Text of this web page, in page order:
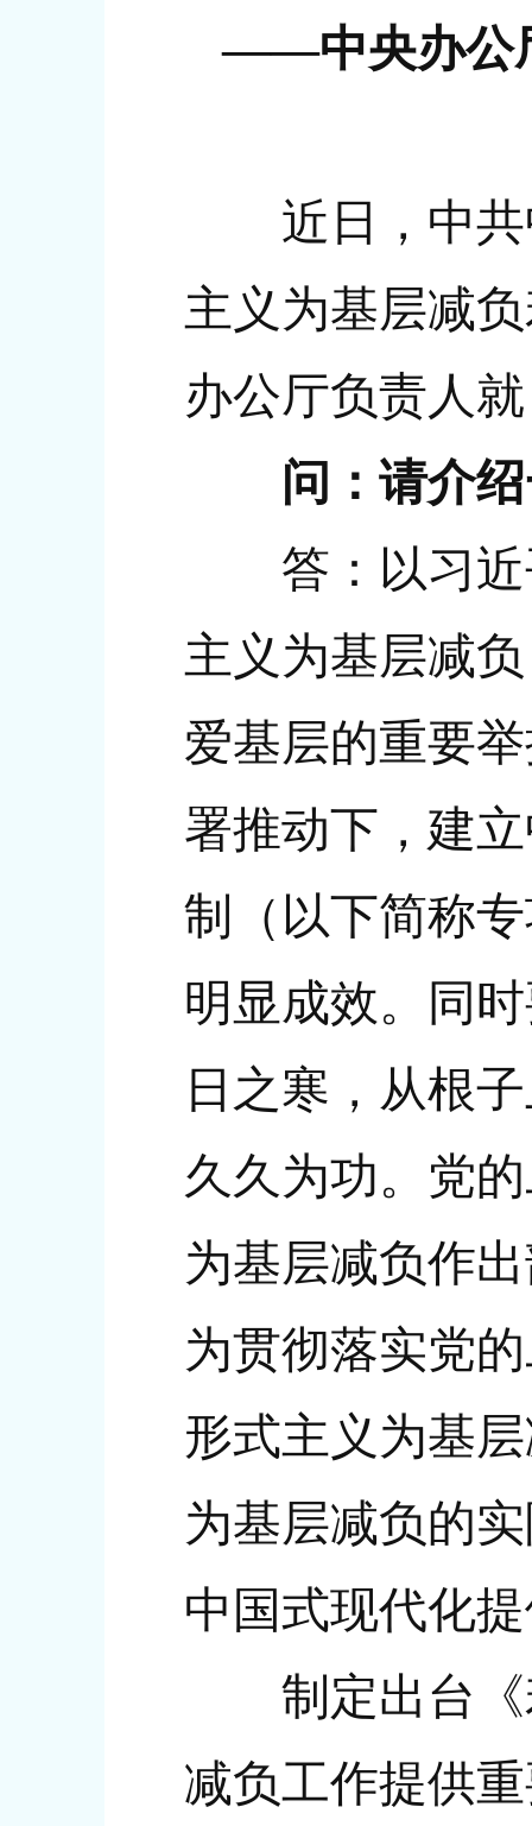
——中央办公
近日，中
主义为基层减
办公厅负责人
问：请介
答：以习近
主义为基层减
爱基层的重要
署推动下，建
制（以下简称
明显成效。同
日之寒，从根
久久为功。党
为基层减负作
为贯彻落实党
形式主义为基
为基层减负的
中国式现代化
制定出台《
减负工作提供